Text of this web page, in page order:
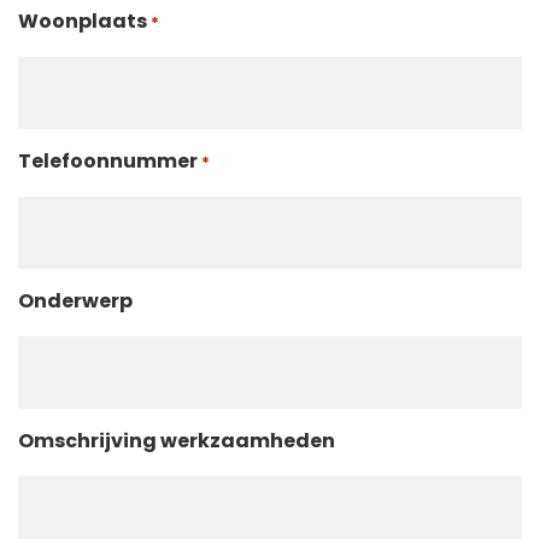
Woonplaats *
Telefoonnummer *
Onderwerp
Omschrijving werkzaamheden